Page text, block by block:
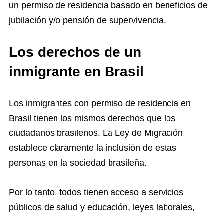
un permiso de residencia basado en beneficios de
jubilación y/o pensión de supervivencia.
Los derechos de un
inmigrante en Brasil
Los inmigrantes con permiso de residencia en
Brasil tienen los mismos derechos que los
ciudadanos brasileños. La Ley de Migración
establece claramente la inclusión de estas
personas en la sociedad brasileña.
Por lo tanto, todos tienen acceso a servicios
públicos de salud y educación, leyes laborales,